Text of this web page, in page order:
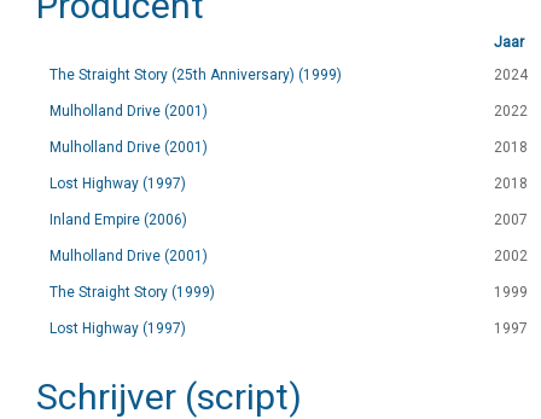
Jaar
The Straight Story (25th Anniversary) (1999)
2024
Mulholland Drive (2001) 2022
Mulholland Drive (2001) 2018
Lost Highway (1997) 2018
Inland Empire (2006) 2007
Mulholland Drive (2001) 2002
The Straight Story (1999) 1999
Lost Highway (1997) 1997
Schrijver (script)